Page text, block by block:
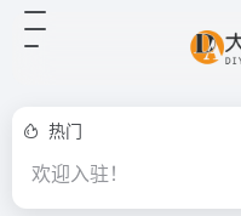
热门
欢迎入驻！